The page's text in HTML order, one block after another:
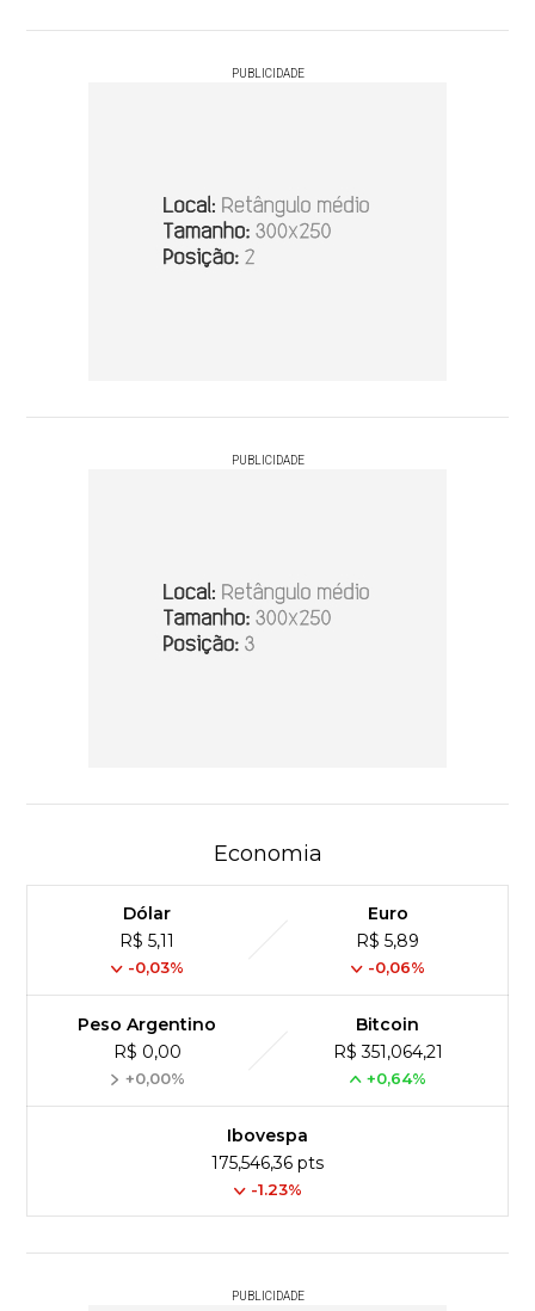
PUBLICIDADE
PUBLICIDADE
Economia
Dólar
R$ 5,11
-0,03%
Euro
R$ 5,89
-0,06%
Peso Argentino
R$ 0,00
+0,00%
Bitcoin
R$ 351,064,21
+0,64%
Ibovespa
175,546,36 pts
-1.23%
PUBLICIDADE